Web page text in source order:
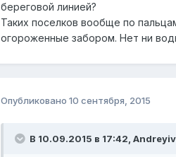
береговой линией?
Таких поселков вообще по
огороженные забором. Нет ни
Опубликовано 10 сентября, 2015
В 10.09.2015 в 17:42,